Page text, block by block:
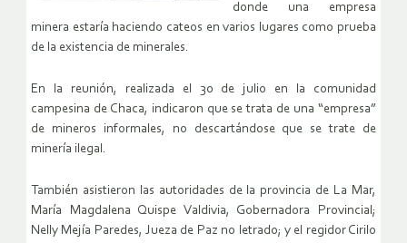
donde una empresa
minera estaría haciendo cateos en varios lugares como prueba
de la existencia de minerales.
En la reunión, realizada el 30 de julio en la comunidad
campesina de Chaca, indicaron que se trata de una “empresa”
de mineros informales, no descartándose que se trate de
minería ilegal.
También asistieron las autoridades de la provincia de La Mar,
María Magdalena Quispe Valdivia, Gobernadora Provincial;
Nelly Mejía Paredes, Jueza de Paz no letrado; y el regidor Cirilo